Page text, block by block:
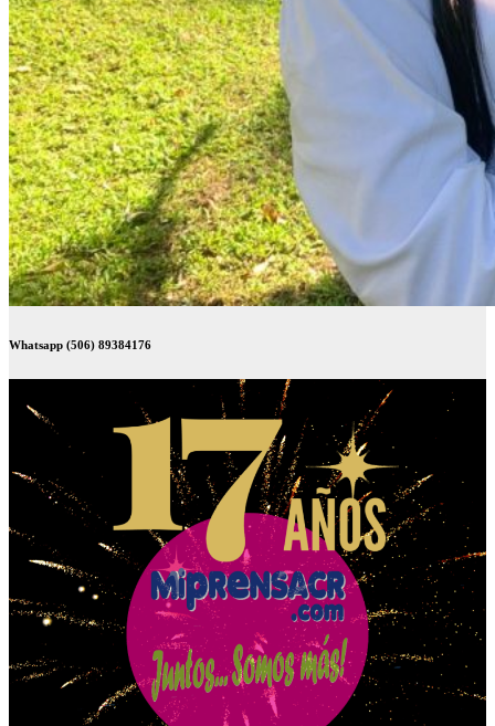
Whatsapp (506) 89384176